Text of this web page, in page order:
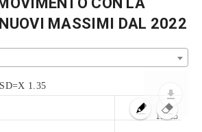
MASSIMI DAL 2022
1.35
1.355